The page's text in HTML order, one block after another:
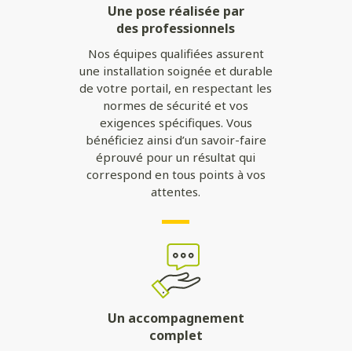
Une pose réalisée par
des professionnels
Nos équipes qualifiées assurent
une installation soignée et durable
de votre portail, en respectant les
normes de sécurité et vos
exigences spécifiques. Vous
bénéficiez ainsi d’un savoir-faire
éprouvé pour un résultat qui
correspond en tous points à vos
attentes.
Un accompagnement
complet